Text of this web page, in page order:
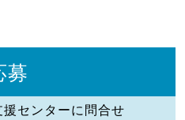
募
センターに問合せ